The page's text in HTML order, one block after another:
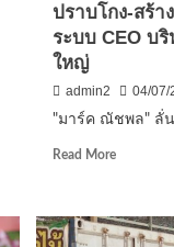
ปราบโกง-สร้า
ระบบ CEO บ
ใหญ่
admin2
04/07/
"มาร์ค ณัชพล" ลั่น
Read MoreRead
“มาร์ค
ณัช